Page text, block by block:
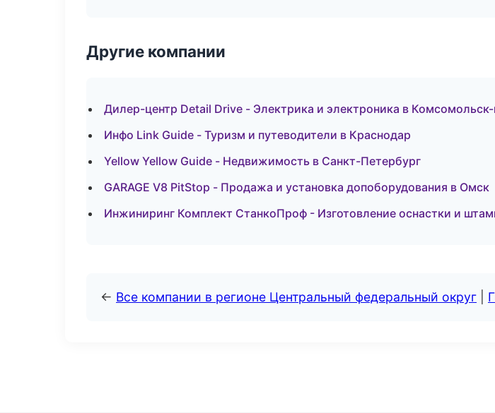
Другие компании
Дилер-центр Detail Drive - Электрика и электроника в
Инфо Link Guide - Туризм и путеводители в Краснодар
Yellow Yellow Guide - Недвижимость в Санкт-Петербург
GARAGE V8 PitStop - Продажа и установка допоборудования в Омск
Инжиниринг Комплект СтанкоПроф - Изготовление оснастки и
← Все компании в регионе Центральный федеральный округ